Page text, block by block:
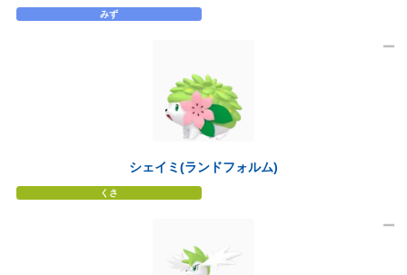
みず
シェイミ(ランドフォルム)
くさ